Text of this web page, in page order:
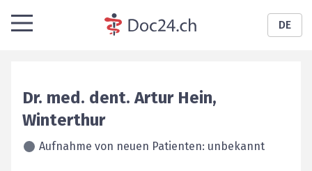
DE
Dr. med. dent. Artur Hein,
Winterthur
Aufnahme von neuen Patienten: unbekannt